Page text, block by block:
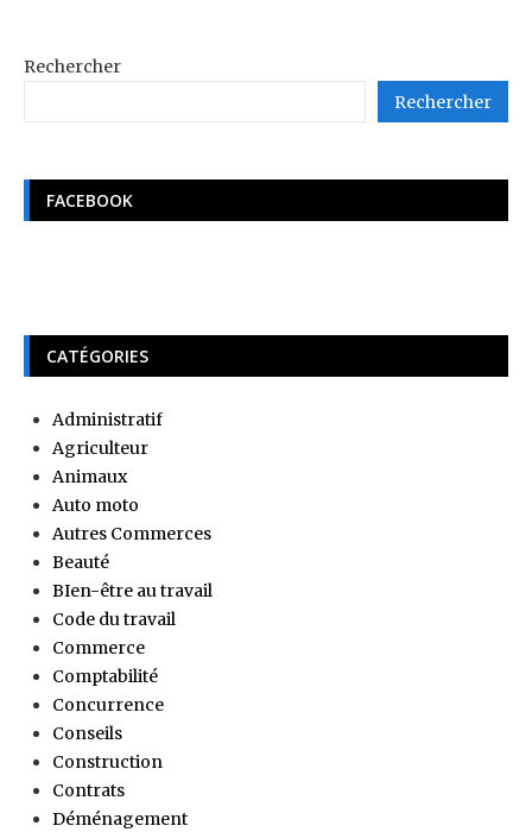
Rechercher
Rechercher
FACEBOOK
CATÉGORIES
Administratif
Agriculteur
Animaux
Auto moto
Autres Commerces
Beauté
BIen-être au travail
Code du travail
Commerce
Comptabilité
Concurrence
Conseils
Construction
Contrats
Déménagement